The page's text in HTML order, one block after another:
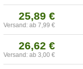
25,89 €
Versand: ab 7,99 €
26,62 €
Versand: ab 3,00 €